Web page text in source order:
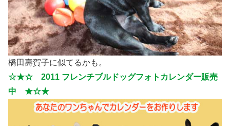
橋田壽賀子に似てるかも。
☆★☆ 2011 フレンチブルドッグフォトカレンダー販売
中 ★☆★